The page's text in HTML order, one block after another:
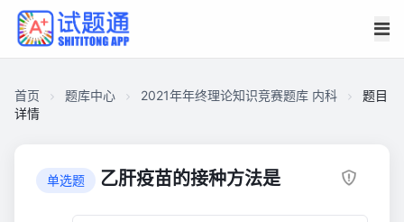
首页 题库中心 2021年年终理论知识竞赛题库 内科
题目
详情
2021 单选题 乙肝疫苗的接种方法是